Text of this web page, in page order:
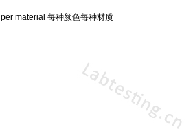
material 每种颜色每种材质